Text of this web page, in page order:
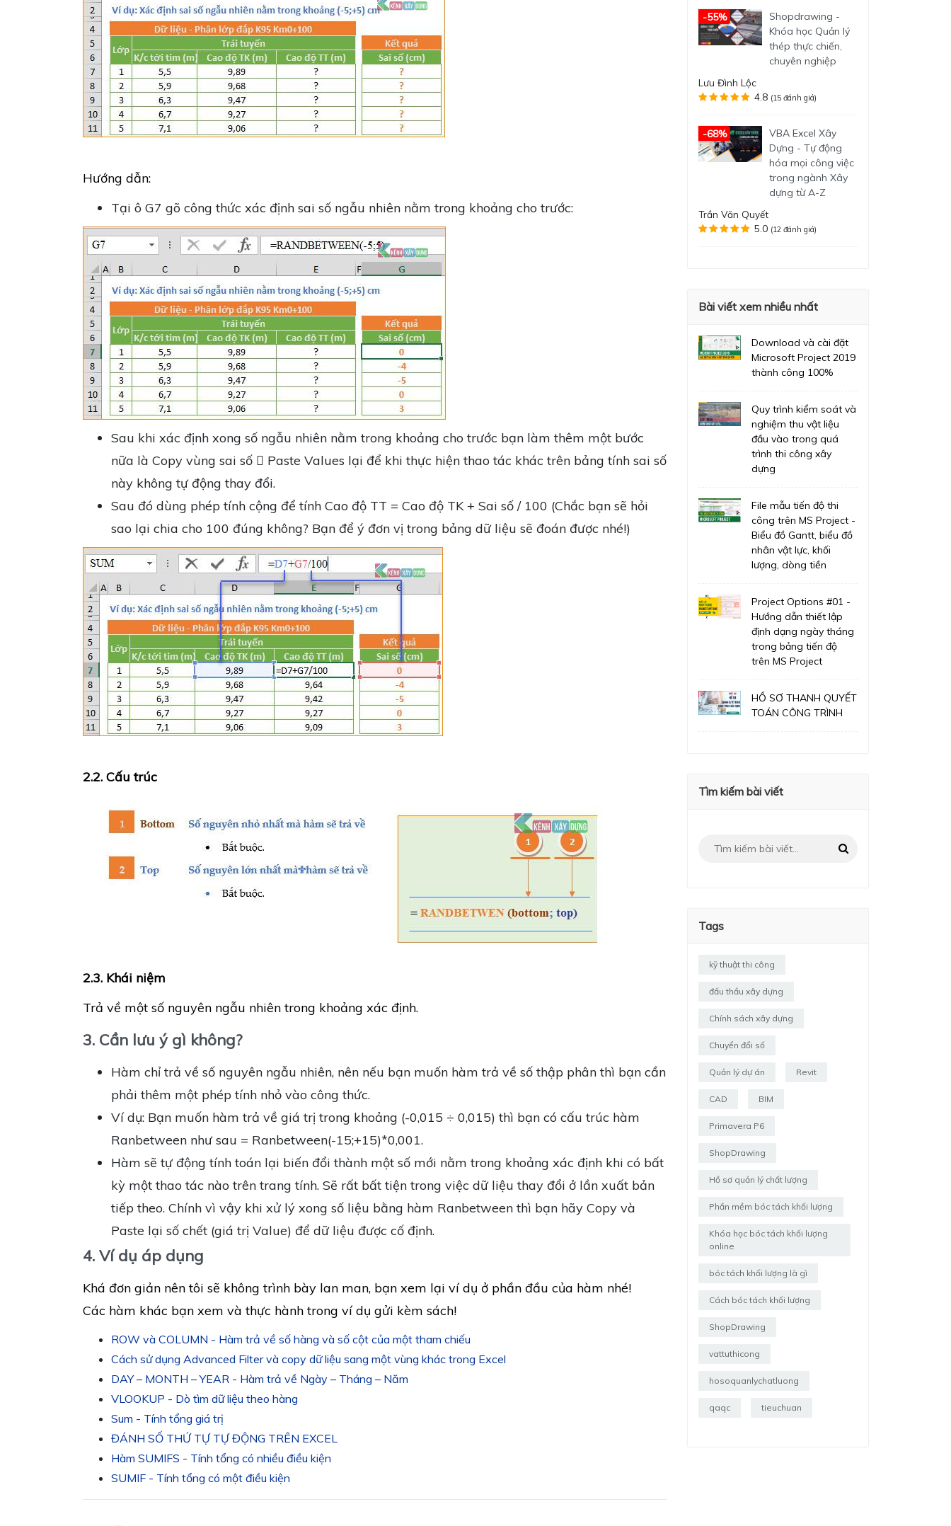
Hướng dẫn:
Tại ô G7 gõ công thức xác định sai số ngẫu nhiên nằm trong khoảng cho trước:
Sau khi xác định xong số ngẫu nhiên nằm trong khoảng cho trước bạn làm thêm một bước
nữa là Copy vùng sai số  Paste Values lại để khi thực hiện thao tác khác trên bảng tính sai số
này không tự động thay đổi.
Sau đó dùng phép tính cộng để tính Cao độ TT = Cao độ TK + Sai số / 100 (Chắc bạn sẽ hỏi
sao lại chia cho 100 đúng không? Bạn để ý đơn vị trong bảng dữ liệu sẽ đoán được nhé!)
2.2. Cấu trúc
2.3. Khái niệm
Trả về một số nguyên ngẫu nhiên trong khoảng xác định.
3. Cần lưu ý gì không?
Hàm chỉ trả về số nguyên ngẫu nhiên, nên nếu bạn muốn hàm trả về số thập phân thì bạn cần
phải thêm một phép tính nhỏ vào công thức.
Ví dụ: Bạn muốn hàm trả về giá trị trong khoảng (-0,015 ÷ 0,015) thì bạn có cấu trúc hàm
Ranbetween như sau = Ranbetween(-15;+15)*0,001.
Hàm sẽ tự động tính toán lại biến đổi thành một số mới nằm trong khoảng xác định khi có bất
kỳ một thao tác nào trên trang tính. Sẽ rất bất tiện trong việc dữ liệu thay đổi ở lần xuất bản
tiếp theo. Chính vì vậy khi xử lý xong số liệu bằng hàm Ranbetween thì bạn hãy Copy và
Paste lại số chết (giá trị Value) để dữ liệu được cố định.
4. Ví dụ áp dụng
Khá đơn giản nên tôi sẽ không trình bày lan man, bạn xem lại ví dụ ở phần đầu của hàm nhé!
Các hàm khác bạn xem và thực hành trong ví dụ gửi kèm sách!
ROW và COLUMN - Hàm trả về số hàng và số cột của một tham chiếu
Cách sử dụng Advanced Filter và copy dữ liệu sang một vùng khác trong Excel
DAY – MONTH – YEAR - Hàm trả về Ngày – Tháng – Năm
VLOOKUP - Dò tìm dữ liệu theo hàng
Sum - Tính tổng giá trị
ĐÁNH SỐ THỨ TỰ TỰ ĐỘNG TRÊN EXCEL
Hàm SUMIFS - Tính tổng có nhiều điều kiện
SUMIF - Tính tổng có một điều kiện
-55%
Shopdrawing -
Khóa học Quản lý
thép thực chiến,
chuyên nghiệp
Lưu Đình Lộc
4.8 (15 đánh giá)
-68%
VBA Excel Xây
Dựng - Tự động
hóa mọi công việc
trong ngành Xây
dựng từ A-Z
Trần Văn Quyết
5.0 (12 đánh giá)
Bài viết xem nhiều nhất
Download và cài đặt
Microsoft Project 2019
thành công 100%
Quy trình kiểm soát và
nghiệm thu vật liệu
đầu vào trong quá
trình thi công xây
dựng
File mẫu tiến độ thi
công trên MS Project -
Biểu đồ Gantt, biểu đồ
nhân vật lực, khối
lượng, dòng tiền
Project Options #01 -
Hướng dẫn thiết lập
định dạng ngày tháng
trong bảng tiến độ
trên MS Project
HỒ SƠ THANH QUYẾT
TOÁN CÔNG TRÌNH
Tìm kiếm bài viết
Tags
kỹ thuật thi công
đấu thầu xây dựng
Chính sách xây dựng
Chuyển đổi số
Quản lý dự án Revit
CAD BIM
Primavera P6
ShopDrawing
Hồ sơ quản lý chất lượng
Phần mềm bóc tách khối lượng
Khóa học bóc tách khối lượng
online
bóc tách khối lượng là gì
Cách bóc tách khối lượng
ShopDrawing
vattuthicong
hosoquanlychatluong
qaqc tieuchuan